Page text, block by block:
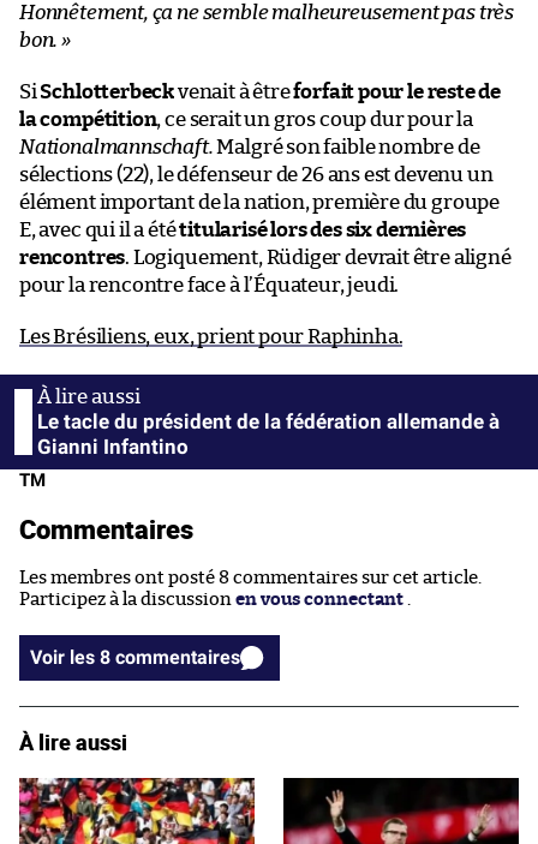
Honnêtement, ça ne semble malheureusement pas très
bon. »
Si Schlotterbeckvenait à êtreforfait pour le reste de
la compétition, ce serait un gros coup dur pour la
Nationalmannschaft.Malgré son faible nombre de
sélections (22), le défenseur de 26 ans est devenu un
élément important de la nation, première du groupe
E, avec qui il a ététitularisé lors des six dernières
rencontres. Logiquement, Rüdiger devrait être aligné
pour la rencontre face à l’Équateur, jeudi.
Les Brésiliens, eux, prient pour Raphinha.
Le tacle du président de la fédération allemande à
Gianni Infantino
TM
Commentaires
Les membres ont posté 8 commentaires sur cet article.
Participez à la discussion en vous connectant
Voir les 8 commentaires
À lire aussi